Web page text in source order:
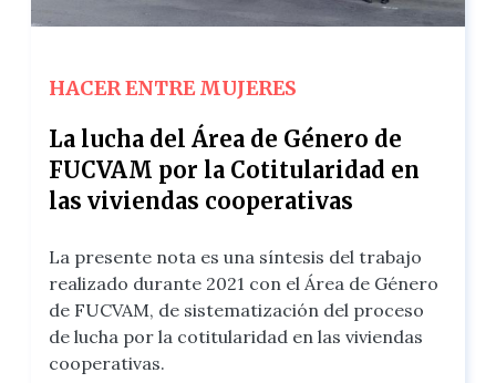
HACER ENTRE MUJERES
La lucha del Área de Género de
FUCVAM por la Cotitularidad en
las viviendas cooperativas
La presente nota es una síntesis del trabajo
realizado durante 2021 con el Área de Género
de FUCVAM, de sistematización del proceso
de lucha por la cotitularidad en las viviendas
cooperativas.